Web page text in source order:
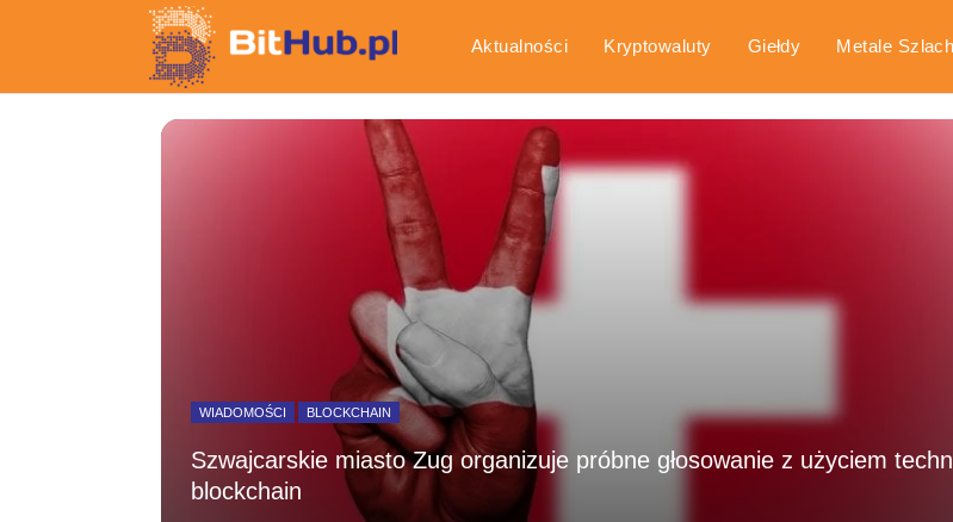
Aktualności Kryptowaluty Giełdy Metale
Gospodarka
WIADOMOŚCI BLOCKCHAIN
Szwajcarskie miasto Zug organizuje próbne głosowanie z użyciem
blockchain